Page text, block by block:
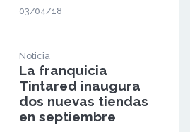
03/04/18
Noticia
La franquicia
Tintared inaugura
dos nuevas tiendas
en septiembre